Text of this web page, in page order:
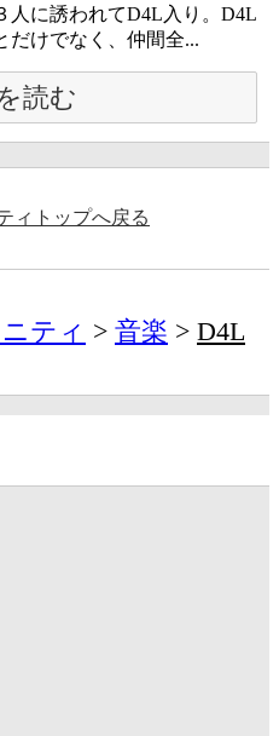
人に誘われてD4L入り。D4L
だけでなく、仲間全...
読む
ィトップへ戻る
ティ 音楽 D4L